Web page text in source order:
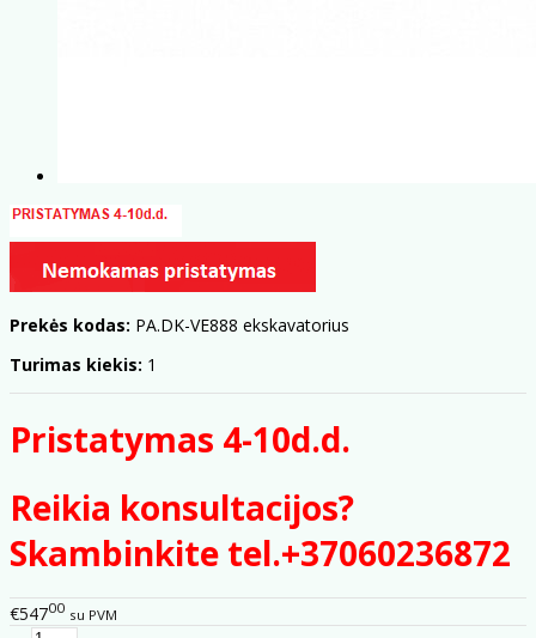
Prekės kodas: PA.DK-VE888 ekskavatorius
Turimas kiekis: 1
Pristatymas 4-10d.d.
Reikia konsultacijos?
Skambinkite tel.+37060236872
€54700 su PVM